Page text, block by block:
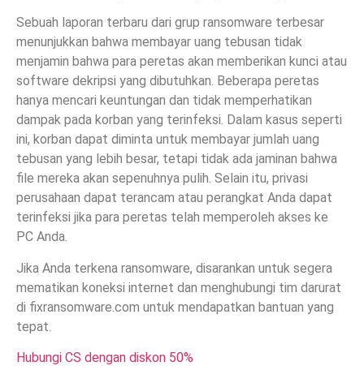
Sebuah laporan terbaru dari grup ransomware terbesar
menunjukkan bahwa membayar uang tebusan tidak
menjamin bahwa para peretas akan memberikan kunci atau
software dekripsi yang dibutuhkan. Beberapa peretas
hanya mencari keuntungan dan tidak memperhatikan
dampak pada korban yang terinfeksi. Dalam kasus seperti
ini, korban dapat diminta untuk membayar jumlah uang
tebusan yang lebih besar, tetapi tidak ada jaminan bahwa
file mereka akan sepenuhnya pulih. Selain itu, privasi
perusahaan dapat terancam atau perangkat Anda dapat
terinfeksi jika para peretas telah memperoleh akses ke
PC Anda.
Jika Anda terkena ransomware, disarankan untuk segera
mematikan koneksi internet dan menghubungi tim darurat
di fixransomware.com untuk mendapatkan bantuan yang
tepat.
Hubungi CS dengan diskon 50%